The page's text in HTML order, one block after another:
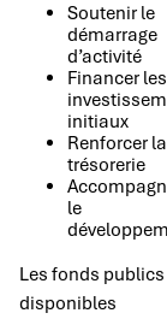
Soutenir le
démarrage
d’activité
Financer les
initiaux
Renforcer la
trésorerie
le
Les fonds publics
disponibles